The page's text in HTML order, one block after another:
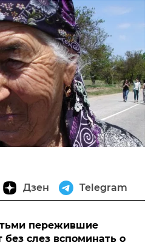
Дзен Telegram
пережившие
слез вспоминать о